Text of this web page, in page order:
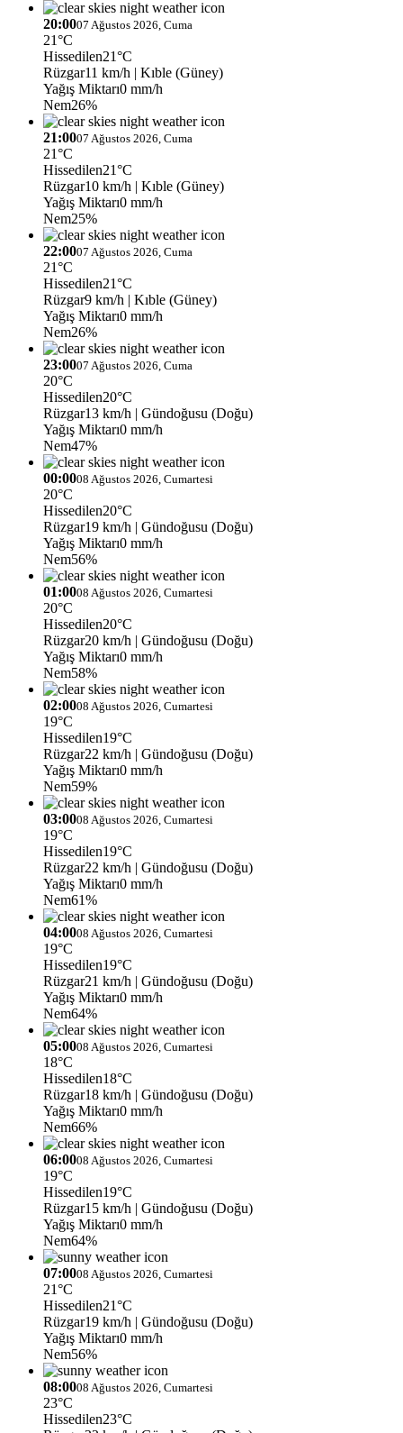
20:0007 Ağustos 2026, Cuma
21°C
Hissedilen21°C
Rüzgar11 km/h | Kıble (Güney)
Yağış Miktarı0 mm/h
Nem26%
21:0007 Ağustos 2026, Cuma
21°C
Hissedilen21°C
Rüzgar10 km/h | Kıble (Güney)
Yağış Miktarı0 mm/h
Nem25%
22:0007 Ağustos 2026, Cuma
21°C
Hissedilen21°C
Rüzgar9 km/h | Kıble (Güney)
Yağış Miktarı0 mm/h
Nem26%
23:0007 Ağustos 2026, Cuma
20°C
Hissedilen20°C
Rüzgar13 km/h | Gündoğusu (Doğu)
Yağış Miktarı0 mm/h
Nem47%
00:0008 Ağustos 2026, Cumartesi
20°C
Hissedilen20°C
Rüzgar19 km/h | Gündoğusu (Doğu)
Yağış Miktarı0 mm/h
Nem56%
01:0008 Ağustos 2026, Cumartesi
20°C
Hissedilen20°C
Rüzgar20 km/h | Gündoğusu (Doğu)
Yağış Miktarı0 mm/h
Nem58%
02:0008 Ağustos 2026, Cumartesi
19°C
Hissedilen19°C
Rüzgar22 km/h | Gündoğusu (Doğu)
Yağış Miktarı0 mm/h
Nem59%
03:0008 Ağustos 2026, Cumartesi
19°C
Hissedilen19°C
Rüzgar22 km/h | Gündoğusu (Doğu)
Yağış Miktarı0 mm/h
Nem61%
04:0008 Ağustos 2026, Cumartesi
19°C
Hissedilen19°C
Rüzgar21 km/h | Gündoğusu (Doğu)
Yağış Miktarı0 mm/h
Nem64%
05:0008 Ağustos 2026, Cumartesi
18°C
Hissedilen18°C
Rüzgar18 km/h | Gündoğusu (Doğu)
Yağış Miktarı0 mm/h
Nem66%
06:0008 Ağustos 2026, Cumartesi
19°C
Hissedilen19°C
Rüzgar15 km/h | Gündoğusu (Doğu)
Yağış Miktarı0 mm/h
Nem64%
07:0008 Ağustos 2026, Cumartesi
21°C
Hissedilen21°C
Rüzgar19 km/h | Gündoğusu (Doğu)
Yağış Miktarı0 mm/h
Nem56%
08:0008 Ağustos 2026, Cumartesi
23°C
Hissedilen23°C